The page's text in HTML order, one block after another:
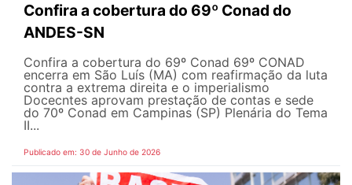
Confira a cobertura do 69º Conad do
ANDES-SN
Confira a cobertura do 69º Conad 69º CONAD
encerra em São Luís (MA) com reafirmação da luta
contra a extrema direita e o imperialismo
Docecntes aprovam prestação de contas e sede
do 70º Conad em Campinas (SP) Plenária do Tema
II...
Publicado em: 30 de Junho de 2026